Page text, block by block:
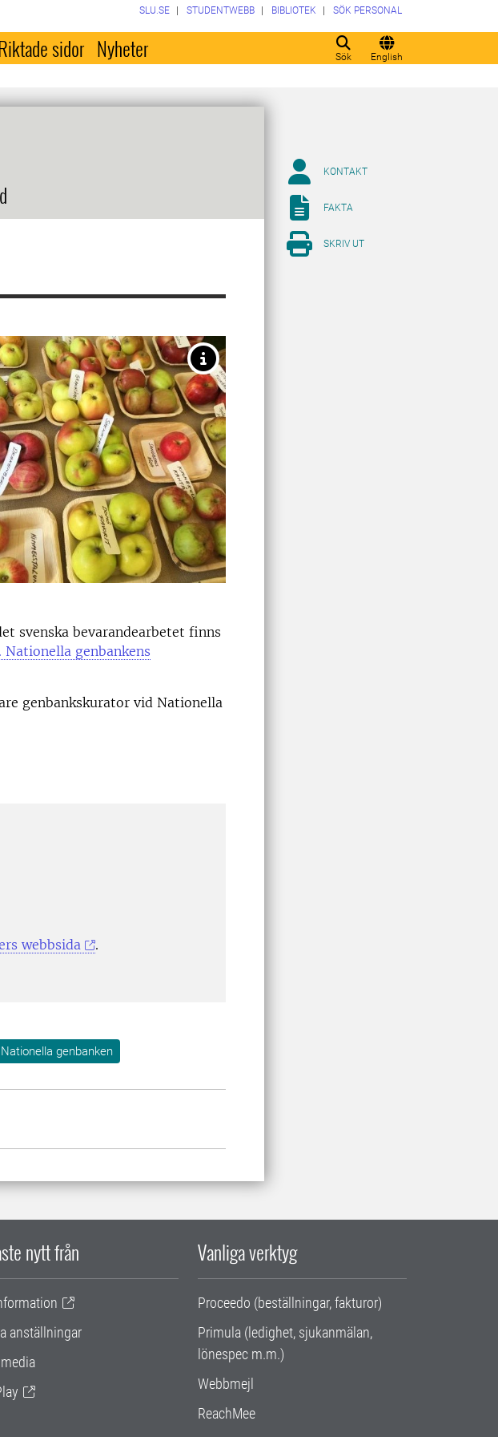
Sök English
SLU.SE STUDENTWEBB BIBLIOTEK SÖK PERSONAL
sidor Nyheter
svenska bevarandearbetet finns
genbankens
genbankskurator vid Nationella
webbsida
.
Nationella genbanken
KONTAKT
FAKTA
SKRIV UT
nytt från
anställningar
Vanliga verktyg
Proceedo (beställningar, fakturor)
Primula (ledighet, sjukanmälan,
lönespec m.m.)
Webbmejl
ReachMee